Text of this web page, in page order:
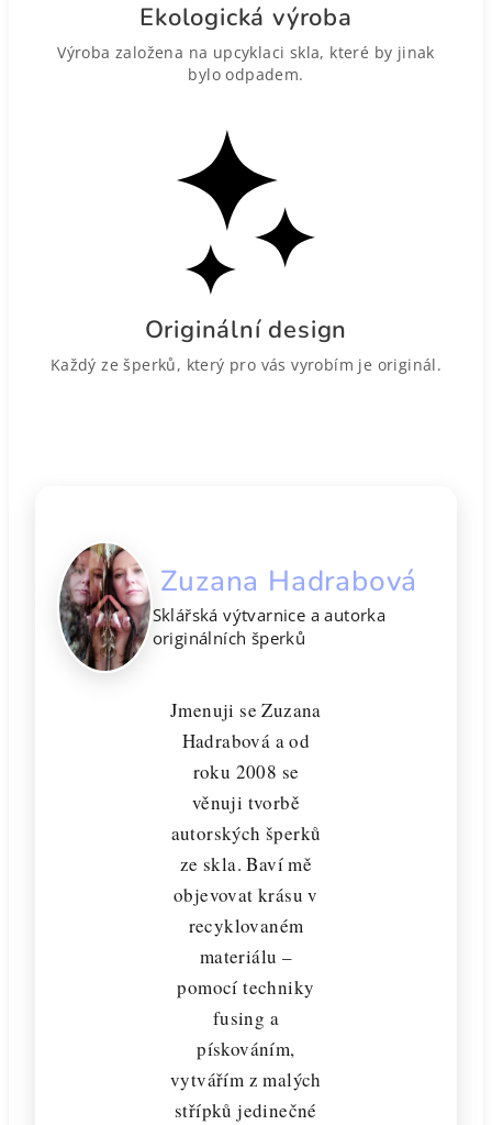
Ekologická výroba
Výroba založena na upcyklaci skla, které by jinak
bylo odpadem.
Originální design
Každý ze šperků, který pro vás vyrobím je originál.
Zuzana Hadrabová
Sklářská výtvarnice a autorka
originálních šperků
Jmenuji se Zuzana
Hadrabová a od
roku 2008 se
věnuji tvorbě
autorských šperků
ze skla. Baví mě
objevovat krásu v
recyklovaném
materiálu –
pomocí techniky
fusing a
pískováním,
vytvářím z malých
střípků jedinečné